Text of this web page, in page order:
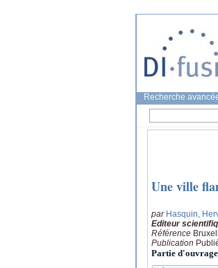
Recherche
Une ville
par Hasquin,
Editeur
Référence
Publication
Partie